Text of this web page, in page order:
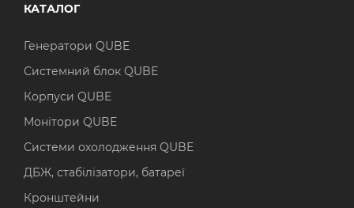
КАТАЛОГ
Генератори QUBE
Системний блок QUBE
Корпуси QUBE
Монітори QUBE
Системи охолодження QUBE
ДБЖ, стабілізатори, батареї
Кронштейни